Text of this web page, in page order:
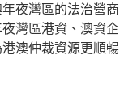
夜灣區的法治營商
灣區港資、澳資企
澳仲裁資源更順暢